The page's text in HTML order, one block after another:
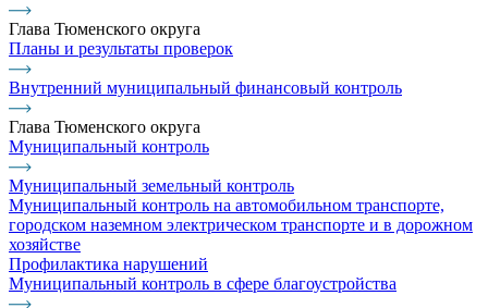
Глава Тюменского округа
Планы и результаты проверок
Внутренний муниципальный финансовый контроль
Глава Тюменского округа
Муниципальный контроль
Муниципальный земельный контроль
Муниципальный контроль на автомобильном транспорте,
городском наземном электрическом транспорте и в дорожном
хозяйстве
Профилактика нарушений
Муниципальный контроль в сфере благоустройства